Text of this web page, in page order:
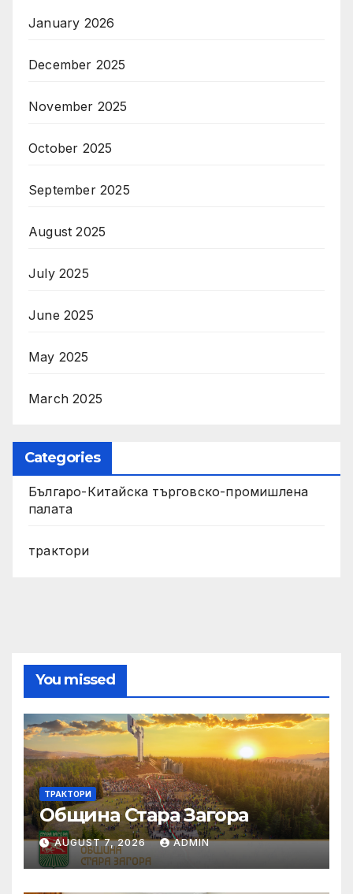
January 2026
December 2025
November 2025
October 2025
September 2025
August 2025
July 2025
June 2025
May 2025
March 2025
Categories
Българо-Китайска търговско-промишлена
палата
трактори
You missed
ТРАКТОРИ
Община Стара Загора
AUGUST 7, 2026 ADMIN